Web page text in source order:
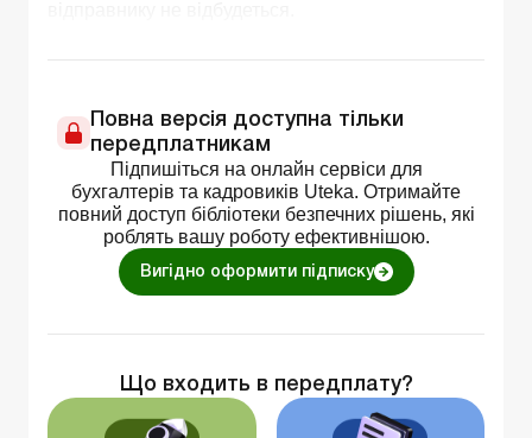
Повна версія доступна тільки
передплатникам
Підпишіться на онлайн сервіси для
бухгалтерів та кадровиків Uteka. Отримайте
повний доступ бібліотеки безпечних рішень, які
роблять вашу роботу ефективнішою.
Вигідно оформити підписку
Що входить в передплату?